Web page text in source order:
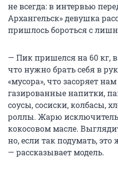
не всегда: в интервью
Архангельск» девушка
пришлось бороться с
— Пик пришелся на 60 кг,
что нужно брать себя в
«мусора», что засоряет
газированные напитки,
соусы, сосиски, колбасы,
роллы. Жарю
кокосовом масле.
но, если так подумать, это
— рассказывает модель.